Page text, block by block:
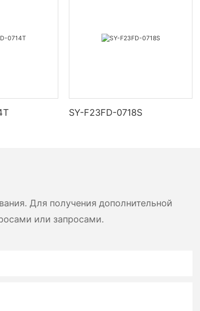
SY-F23FD-0718S
Для получения дополнительной
или запросами.